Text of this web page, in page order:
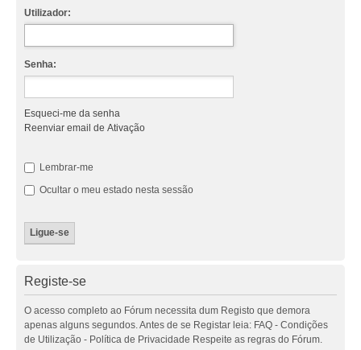
Utilizador:
Senha:
Esqueci-me da senha
Reenviar email de Ativação
Lembrar-me
Ocultar o meu estado nesta sessão
Registe-se
O acesso completo ao Fórum necessita dum Registo que demora
apenas alguns segundos. Antes de se Registar leia: FAQ - Condições
de Utilização - Política de Privacidade Respeite as regras do Fórum.